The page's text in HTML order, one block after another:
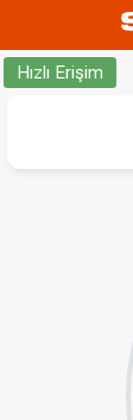
Hızlı Erişim